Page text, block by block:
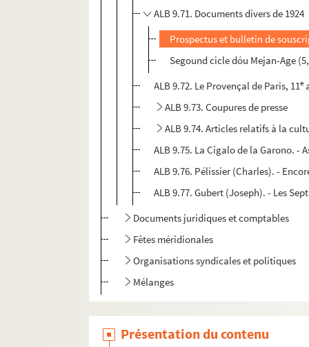
ALB 9.71. Documents divers de 1924
Prospectus et bulletin de
Segound cicle dóu Mejan-Age
ALB 9.72. Le Provençal de Paris, 11e
ALB 9.73. Coupures de presse
ALB 9.74. Articles relatifs à la
ALB 9.75. La Cigalo de la Garono. -
ALB 9.76. Pélissier (Charles). -
ALB 9.77. Gubert (Joseph). - Les
Documents juridiques et comptables
Fêtes méridionales
Organisations syndicales et politiques
Mélanges
Présentation du contenu